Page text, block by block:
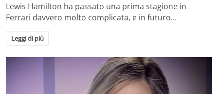
Lewis Hamilton ha passato una prima stagione in
Ferrari davvero molto complicata, e in futuro…
Leggi di più